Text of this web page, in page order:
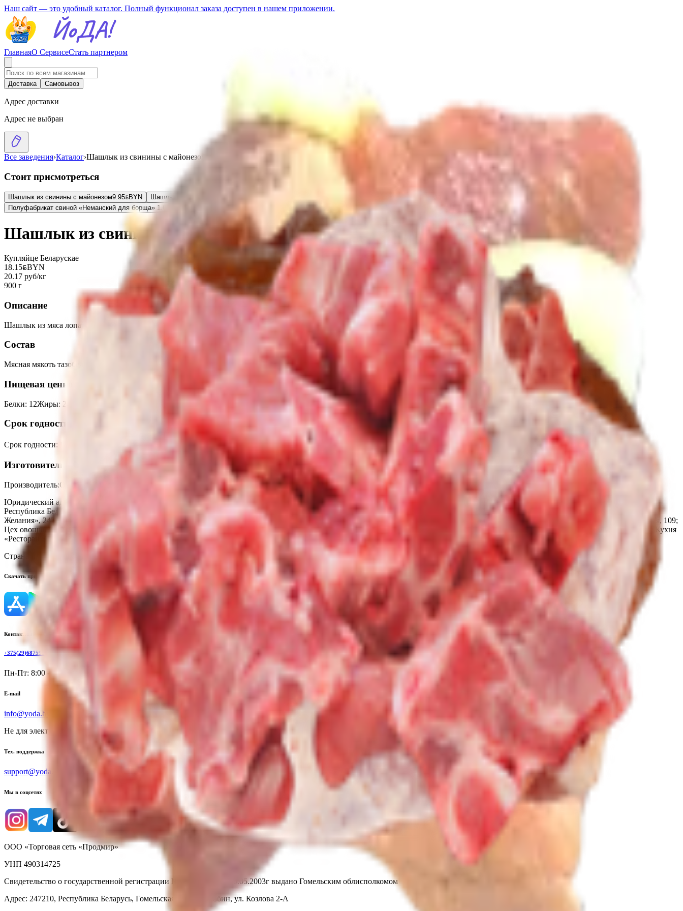
Наш сайт — это удобный каталог. Полный функционал заказа доступен в нашем приложении.
ГлавнаяО СервисеСтать партнером
Доставка Самовывоз
Адрес доставки
Адрес не выбран
Все заведения›Каталог›Шашлык из свинины с майонезом
Стоит присмотреться
Шашлык из свинины с майонезом9.95BYNBYN Шашлык свиной «Пикник» BYN Рагу из свинины «Классическое» замороженный 3.35 Шашлык из филе птицы
Полуфабрикат свиной «Неманский для борща»1.65
Шашлык из свинины с майонезом
Купляйце Беларускае
18.15BYNBYN
20.17 руб/кг
900 г
Описание
Шашлык из мяса лопаточной/тазобедренной части свинины замаринованное в майонезе.
Состав
Мясная мякоть тазобедренная или лопаточная часть, лук репчатый, соль, соус майонезный, перец черный молотый.
Пищевая ценность на 100г
Белки: 12Жиры: 24
Срок годности
Срок годности: При t не выше -10-18℃-30 суток
Изготовитель
Производитель:ООО «Торговая сеть «Продмир»
Юридический адрес:
Кондитерский цех «Три желания», 247210, Республика Беларусь, г. Жлобин, ул. Шоссейная, 109; Доготовочный кондитерский цех «Мир продуктов №4» 247210,
Республика Беларусь, ул. К.Маркса, 2г; Цех мясных полуфабрикатов ТРЦ «3 Желания» Республика Беларусь, Гомельская обл., г. Жлобин, ул. Шоссейная, 109; Кондитерский цех ТРЦ «3
Желания», 247210, Республика Беларусь. Гомельская обл., г. Жлобин, ул. Шоссейная, 109; Кухня кафе-бистро «3 минуты», Республика Беларусь, Гомельская обл., г. Жлобин, ул. Шоссейная, 109;
Цех овощных полуфабрикатов, Республика Беларусь, Гомельская обл., г. Жлобин, ул. Шоссейная, 109; Кухня «Кафе ХЗ», Республика Беларусь, Гомельская обл., г. Жлобин, мкр.18, д. 6А; Кухня
«Ресторан R&B Crash», Республика Беларусь, Гомельская обл., г. Жлобин, ул. Шоссейная, 109А
Страна производства:
Республика Беларусь
Скачать приложение
Контактный телефон
+375(29)6875999
Пн-Пт: 8:00 - 17:00
E-mail
info@yoda.by
Не для электронных обращений
Тех. поддержка
support@yoda.by
Мы в соцсетях
ООО «Торговая сеть «Продмир»
УНП 490314725
Свидетельство о государственной регистрации № 490314725 от 30.05.2003г выдано Гомельским облисполкомом
Адрес: 247210, Республика Беларусь, Гомельская обл., г. Жлобин, ул. Козлова 2-А